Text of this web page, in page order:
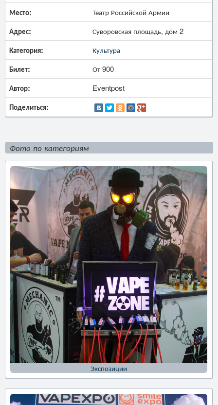
Место: Театр Российской Армии
Адрес: Суворовская площадь, дом 2
Категория: Культура
Билет: От 900
Автор: Eventpost
Поделиться:
Фото по категориям
Экспозиции